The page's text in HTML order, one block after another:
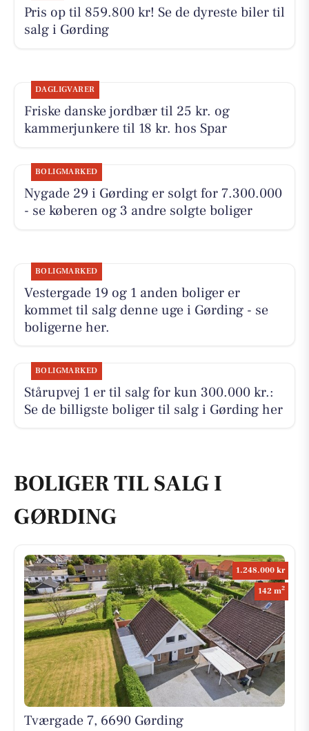
Pris op til 859.800 kr! Se de dyreste biler til
salg i Gørding
DAGLIGVARER
Friske danske jordbær til 25 kr. og
kammerjunkere til 18 kr. hos Spar
BOLIGMARKED
Nygade 29 i Gørding er solgt for 7.300.000
- se køberen og 3 andre solgte boliger
BOLIGMARKED
Vestergade 19 og 1 anden boliger er
kommet til salg denne uge i Gørding - se
boligerne her.
BOLIGMARKED
Stårupvej 1 er til salg for kun 300.000 kr.:
Se de billigste boliger til salg i Gørding her
BOLIGER TIL SALG I
GØRDING
1.248.000 kr
142 m2
Tværgade 7, 6690 Gørding